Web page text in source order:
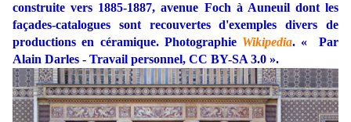
construite vers 1885-1887, avenue Foch à Auneuil dont les
façades-catalogues sont recouvertes d'exemples divers de
productions en céramique. Photographie Wikipedia. «
Par
Alain Darles - Travail personnel, CC BY-SA 3.0 ».